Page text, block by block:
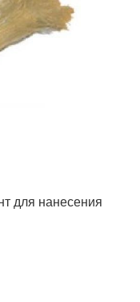
для нанесения